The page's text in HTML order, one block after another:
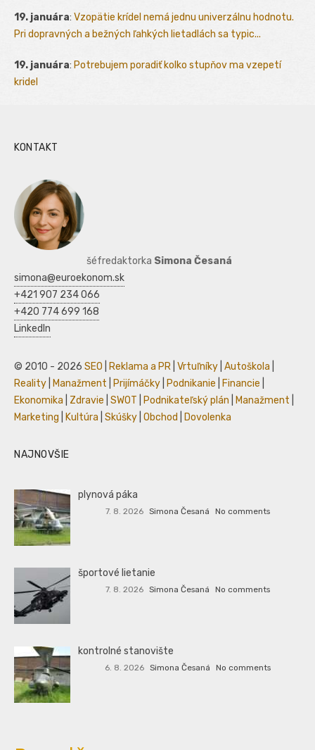
19. januára: Vzopätie krídel nemá jednu univerzálnu hodnotu.
Pri dopravných a bežných ľahkých lietadlách sa typic...
19. januára: Potrebujem poradiť kolko stupňov ma vzepetí
kridel
KONTAKT
šéfredaktorka Simona Česaná
simona@euroekonom.sk
+421 907 234 066
+420 774 699 168
LinkedIn
© 2010 - 2026 SEO Reklama a PR Vrtuľníky Autoškola
Reality
Manažment Prijímáčky Podnikanie Financie
Ekonomika
Zdravie SWOT Podnikateľský plán Manažment
Marketing
Kultúra Skúšky Obchod Dovolenka
NAJNOVŠIE
plynová páka
7. 8. 2026 Simona Česaná No comments
športové lietanie
7. 8. 2026 Simona Česaná No comments
kontrolné stanovište
6. 8. 2026 Simona Česaná No comments